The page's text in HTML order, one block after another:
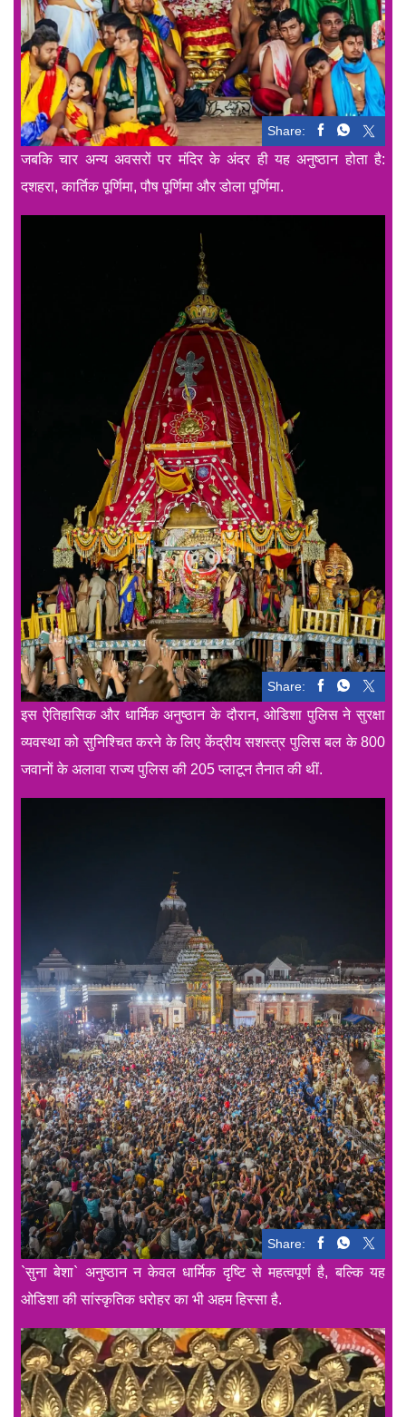
Share:
जबकि चार अन्य अवसरों पर मंदिर के अंदर ही यह अनुष्ठान होता है:
दशहरा, कार्तिक पूर्णिमा, पौष पूर्णिमा और डोला पूर्णिमा.
Share:
इस ऐतिहासिक और धार्मिक अनुष्ठान के दौरान, ओडिशा पुलिस ने सुरक्षा
व्यवस्था को सुनिश्चित करने के लिए केंद्रीय सशस्त्र पुलिस बल के 800
जवानों के अलावा राज्य पुलिस की 205 प्लाटून तैनात की थीं.
Share:
`सुना बेशा` अनुष्ठान न केवल धार्मिक दृष्टि से महत्वपूर्ण है, बल्कि यह
ओडिशा की सांस्कृतिक धरोहर का भी अहम हिस्सा है.